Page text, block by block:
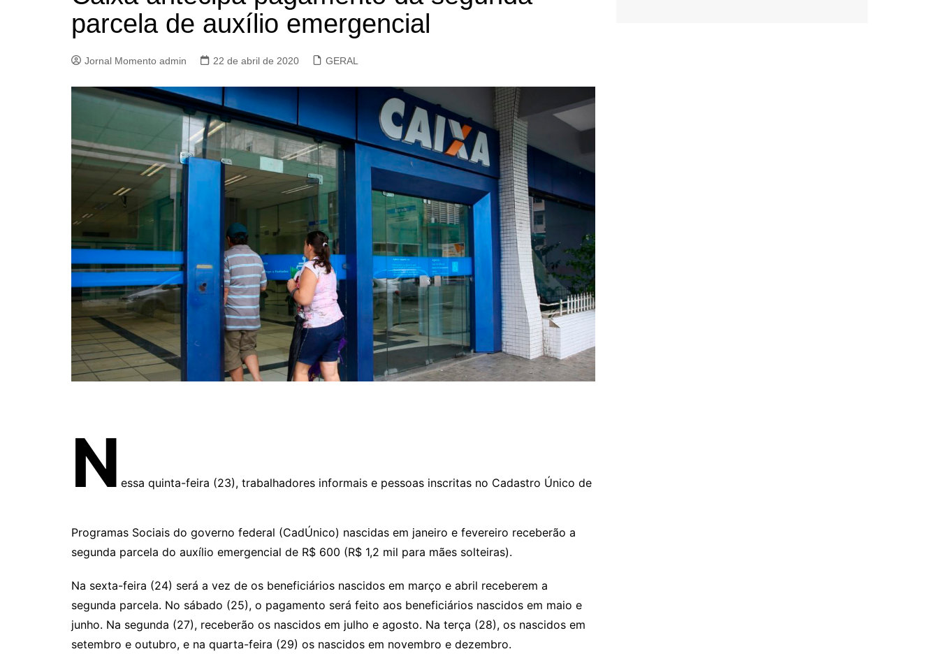
parcela de auxílio emergencial
Jornal Momento admin 22 de abril de 2020 GERAL
N essa quinta-feira (23), trabalhadores informais e pessoas inscritas no Cadastro Único de
Programas Sociais do governo federal (CadÚnico) nascidas em janeiro e fevereiro receberão a
segunda parcela do auxílio emergencial de R$ 600 (R$ 1,2 mil para mães solteiras).
Na sexta-feira (24) será a vez de os beneficiários nascidos em março e abril receberem a
segunda parcela. No sábado (25), o pagamento será feito aos beneficiários nascidos em maio e
junho. Na segunda (27), receberão os nascidos em julho e agosto. Na terça (28), os nascidos em
setembro e outubro, e na quarta-feira (29) os nascidos em novembro e dezembro.